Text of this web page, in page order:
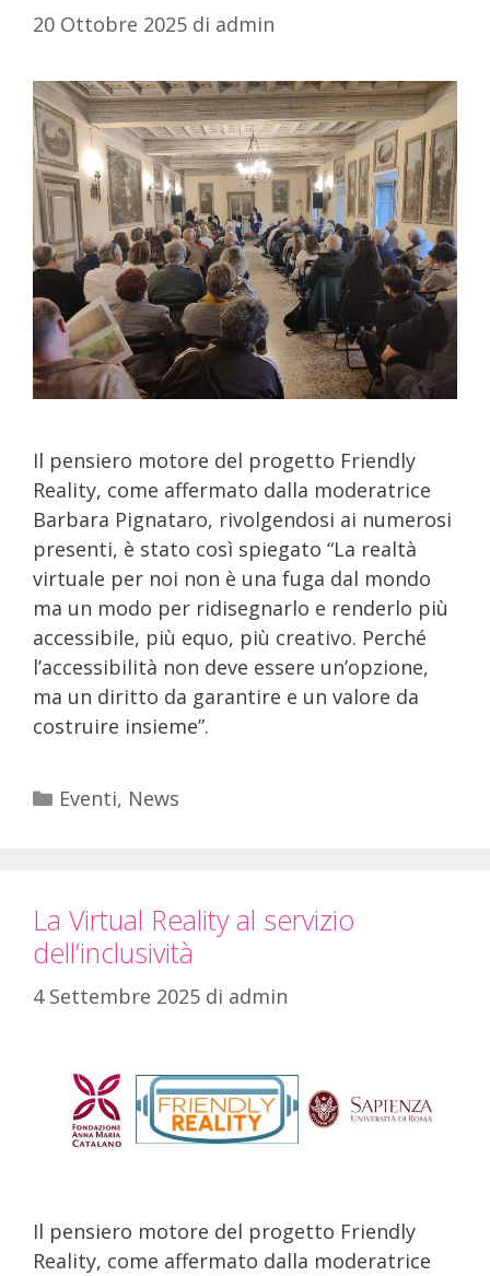
20 Ottobre 2025 di admin
Il pensiero motore del progetto Friendly
Reality, come affermato dalla moderatrice
Barbara Pignataro, rivolgendosi ai numerosi
presenti, è stato così spiegato “La realtà
virtuale per noi non è una fuga dal mondo
ma un modo per ridisegnarlo e renderlo più
accessibile, più equo, più creativo. Perché
l’accessibilità non deve essere un’opzione,
ma un diritto da garantire e un valore da
costruire insieme”.
Eventi, News
La Virtual Reality al servizio
dell’inclusività
4 Settembre 2025 di admin
Il pensiero motore del progetto Friendly
Reality, come affermato dalla moderatrice